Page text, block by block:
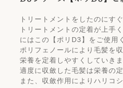
トリートメントをしたのにす
トリートメントの定着が上手
にはこの【ポリD3】をご使用
ポリフェノールにより毛髪を
栄養を定着しやすくしていきま
適度に収斂した毛髪は栄養の
また、収斂作用によりハリコ